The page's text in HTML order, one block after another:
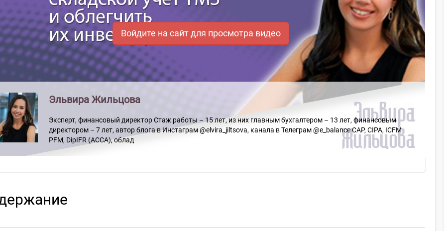
Войдите на сайт для просмотра видео
Эльвира Жильцова
Эксперт, финансовый директор Стаж работы – 15 лет, из них главным бухгалтером – 13 лет, финансовым
директором – 7 лет, автор блога в Инстаграм @elvira_jiltsova, канала в Телеграм @e_balance CAP, CIPA, ICFM
PFM, DipIFR (ACCA), облад